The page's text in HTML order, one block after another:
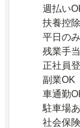
週払い
扶養控
平日の
残業手
正社員
副業OK
車通勤
駐車場
社会保